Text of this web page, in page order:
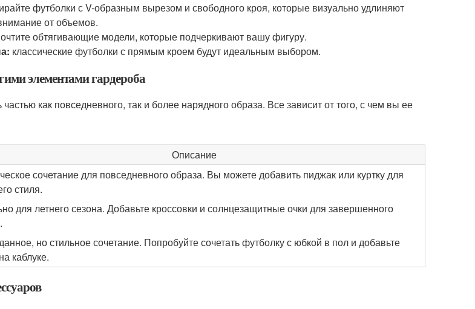
футболки с V-образным вырезом и свободного кроя, которые визуально удлиняют
от объемов.
обтягивающие модели, которые подчеркивают вашу фигуру.
классические футболки с прямым кроем будут идеальным выбором.
элементами гардероба
как повседневного, так и более нарядного образа. Все зависит от того, с чем вы ее
Описание
сочетание для повседневного образа. Вы можете добавить пиджак или куртку для
стиля.
для летнего сезона. Добавьте кроссовки и солнцезащитные очки для завершенного
но стильное сочетание. Попробуйте сочетать футболку с юбкой в пол и добавьте
каблуке.